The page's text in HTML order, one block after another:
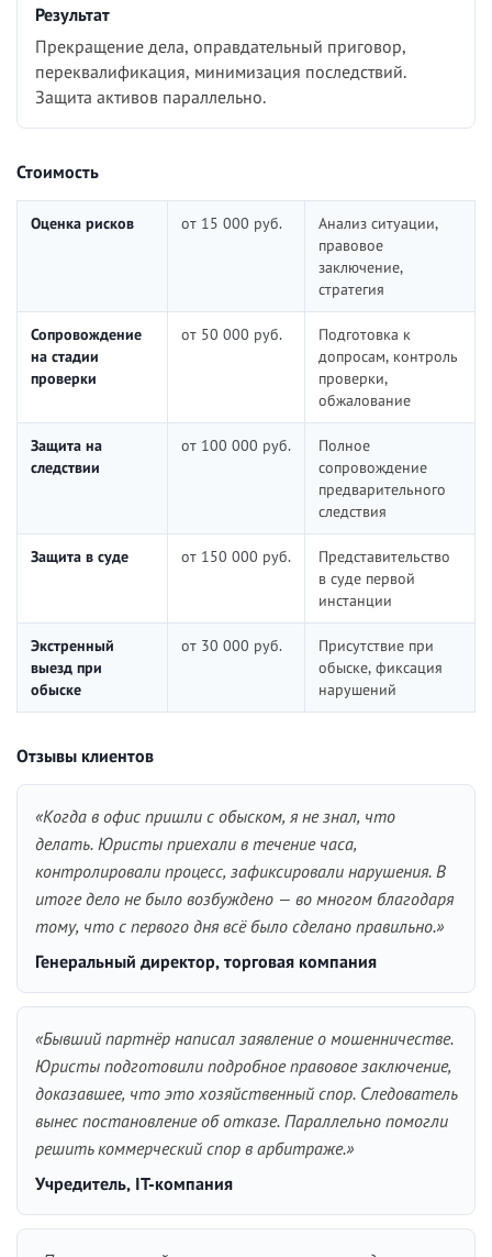
Результат
Прекращение дела, оправдательный приговор,
переквалификация, минимизация последствий.
Защита активов параллельно.
Стоимость
Оценка рисков от 15 000 руб.
Анализ ситуации,
правовое
заключение,
стратегия
Сопровождение
на стадии
проверки
от 50 000 руб.
Подготовка к
допросам, контроль
проверки,
обжалование
Защита на
следствии
от 100 000 руб.
Полное
сопровождение
предварительного
следствия
Защита в суде от 150 000 руб.
Представительство
в суде первой
инстанции
Экстренный
выезд при
обыске
от 30 000 руб.
Присутствие при
обыске, фиксация
нарушений
Отзывы клиентов
«Когда в офис пришли с обыском, я не знал, что
делать. Юристы приехали в течение часа,
контролировали процесс, зафиксировали нарушения. В
итоге дело не было возбуждено — во многом благодаря
тому, что с первого дня всё было сделано правильно.»
Генеральный директор, торговая компания
«Бывший партнёр написал заявление о мошенничестве.
Юристы подготовили подробное правовое заключение,
доказавшее, что это хозяйственный спор. Следователь
вынес постановление об отказе. Параллельно помогли
решить коммерческий спор в арбитраже.»
Учредитель, IT-компания